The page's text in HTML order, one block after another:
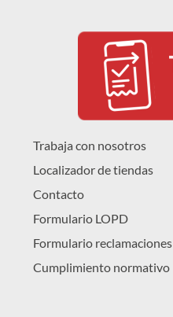
Trabaja con nosotros
Localizador de tiendas
Contacto
Formulario LOPD
Formulario reclamaciones
Cumplimiento normativo